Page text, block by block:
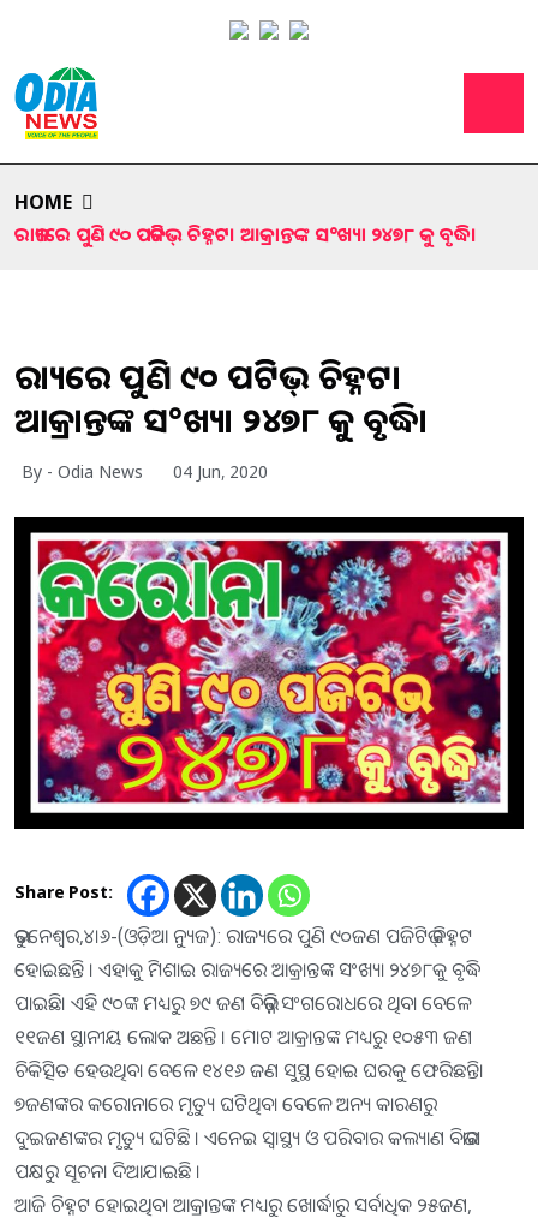
HOME
ରାଜ୍ୟରେ ପୁଣି ୯୦ ପଜିଟିଭ୍ ଚିହ୍ନଟ। ଆକ୍ରାନ୍ତଙ୍କ ସ°ଖ୍ୟା ୨୪୭୮ କୁ ବୃଦ୍ଧି।
ରାଜ୍ୟରେ ପୁଣି ୯୦ ପଜିଟିଭ୍ ଚିହ୍ନଟ।
ଆକ୍ରାନ୍ତଙ୍କ ସ°ଖ୍ୟା ୨୪୭୮ କୁ ବୃଦ୍ଧି।
By - Odia News 04 Jun, 2020
Share Post:
ଭୁବନେଶ୍ୱର,୪।୬-(ଓଡ଼ିଆ ନ୍ୟୁଜ): ରାଜ୍ୟରେ ପୁଣି ୯୦ଜଣ ପଜିଟିଭ୍ ଚିହ୍ନଟ
ହୋଇଛନ୍ତି । ଏହାକୁ ମିଶାଇ ରାଜ୍ୟରେ ଆକ୍ରାନ୍ତଙ୍କ ସଂଖ୍ୟା ୨୪୭୮କୁ ବୃଦ୍ଧି
ପାଇଛି। ଏହି ୯୦ଙ୍କ ମଧ୍ୟରୁ ୭୯ ଜଣ ବିଭିନ୍ନ ସଂଗରୋଧରେ ଥିବା ବେଳେ
୧୧ଜଣ ସ୍ଥାନୀୟ ଲୋକ ଅଛନ୍ତି । ମୋଟ ଆକ୍ରାନ୍ତଙ୍କ ମଧ୍ୟରୁ ୧୦୫୩ ଜଣ
ଚିକିତ୍ସିତ ହେଉଥିବା ବେଳେ ୧୪୧୬ ଜଣ ସୁସ୍ଥ ହୋଇ ଘରକୁ ଫେରିଛନ୍ତି।
୭ଜଣଙ୍କର କରୋନାରେ ମୃତ୍ୟୁ ଘଟିଥିବା ବେଳେ ଅନ୍ୟ କାରଣରୁ
ଦୁଇଜଣଙ୍କର ମୃତ୍ୟୁ ଘଟିଛି । ଏନେଇ ସ୍ୱାସ୍ଥ୍ୟ ଓ ପରିବାର କଲ୍ୟାଣ ବିଭାଗ
ପକ୍ଷରୁ ସୂଚନା ଦିଆଯାଇଛି ।
ଆଜି ଚିହ୍ନଟ ହୋଇଥିବା ଆକ୍ରାନ୍ତଙ୍କ ମଧ୍ୟରୁ ଖୋର୍ଦ୍ଧାରୁ ସର୍ବାଧିକ ୨୫ଜଣ,